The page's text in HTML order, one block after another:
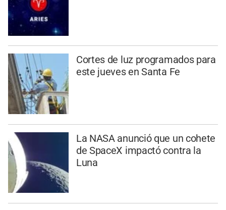
Cortes de luz programados para
este jueves en Santa Fe
La NASA anunció que un cohete
de SpaceX impactó contra la
Luna